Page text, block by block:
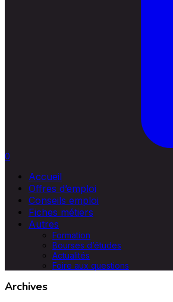
0
Accueil
Offres d’emploi
Conseils emploi
Fiches métiers
Autres
Formation
Bourses d’études
Actualités
Foire aux questions
Archives